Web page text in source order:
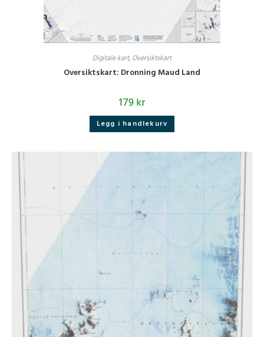
Digitale kart, Oversiktskart
Oversiktskart: Dronning Maud Land
179kr
Legg i handlekurv